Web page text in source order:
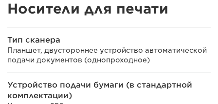
Носители для печати
Тип сканера
Планшет, двустороннее устройство автоматической
подачи документов (однопроходное)
Устройство подачи бумаги (в стандартной
комплектации)